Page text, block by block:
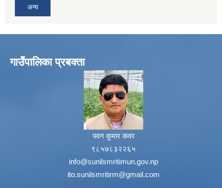
अन्य
गाउँपालिका प्रबक्ता
पवन कुमार कवर
९८५७८३२२६५
info@sunilsmritimun.gov.np
ito.sunilsmritirm@gmail.com